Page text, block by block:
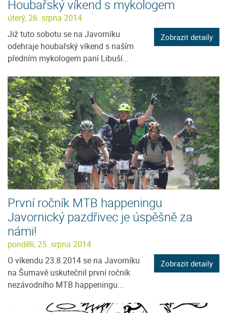
Houbařský víkend s mykologem
úterý, 26. srpna 2014
Již tuto sobotu se na Javorníku
odehraje houbařský víkend s naším
předním mykologem paní Libuší...
Zobrazit detaily
První ročník MTB happeningu
Javornický pazdřivec je úspěšně za
námi!
pondělí, 25. srpna 2014
O víkendu 23.8.2014 se na Javorníku
na Šumavě uskutečnil první ročník
nezávodního MTB happeningu...
Zobrazit detaily